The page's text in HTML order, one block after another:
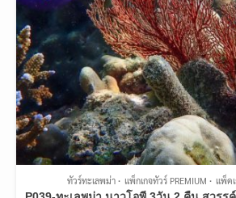
ทัวร์ทะเลพม่า แพ็กเกจทัวร์ PREMIUM แพ็ค